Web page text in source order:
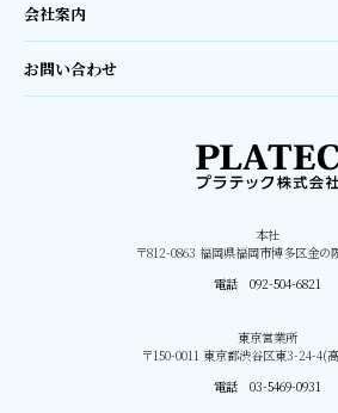
本社
〒812-0863 福岡県福岡市博多区金の
電話 092-504-6821
東京営業所
〒150-0011 東京都渋谷区東3-24-4(
電話 03-5469-0931
会社案内
お問い合わせ